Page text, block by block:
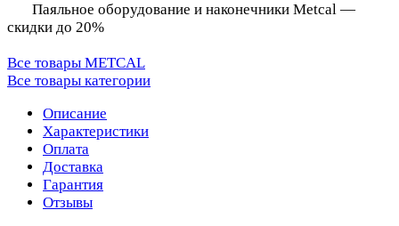
Паяльное оборудование и наконечники Metcal —
скидки до 20%
Все товары METCAL
Все товары категории
Описание
Характеристики
Оплата
Доставка
Гарантия
Отзывы